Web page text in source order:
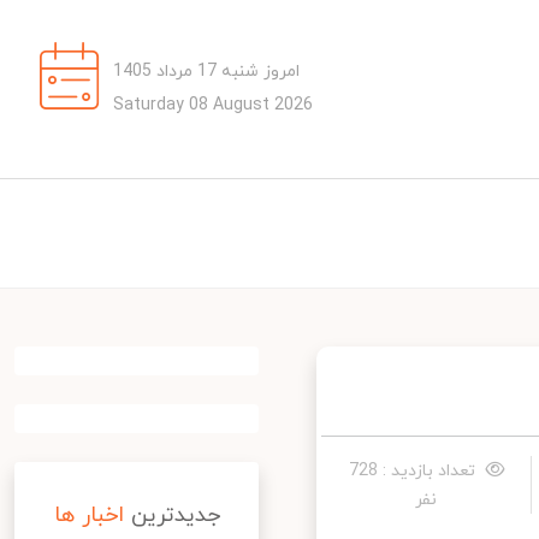
امروز شنبه 17 مرداد 1405
Saturday 08 August 2026
تعداد بازدید : 728
نفر
جدیدترین اخبار ها